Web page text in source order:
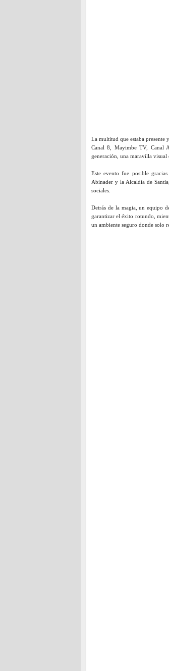
La multitud que estaba
Canal 8, Mayimbe TV, Canal
generación, una maravilla visual
Este evento fue posible
Abinader y la Alcaldía de
sociales.
Detrás de la magia, un equipo
garantizar el éxito rotundo,
un ambiente seguro donde solo